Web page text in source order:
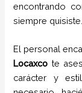
encontrando
siempre quisiste.
El personal
Locaxco te
carácter y